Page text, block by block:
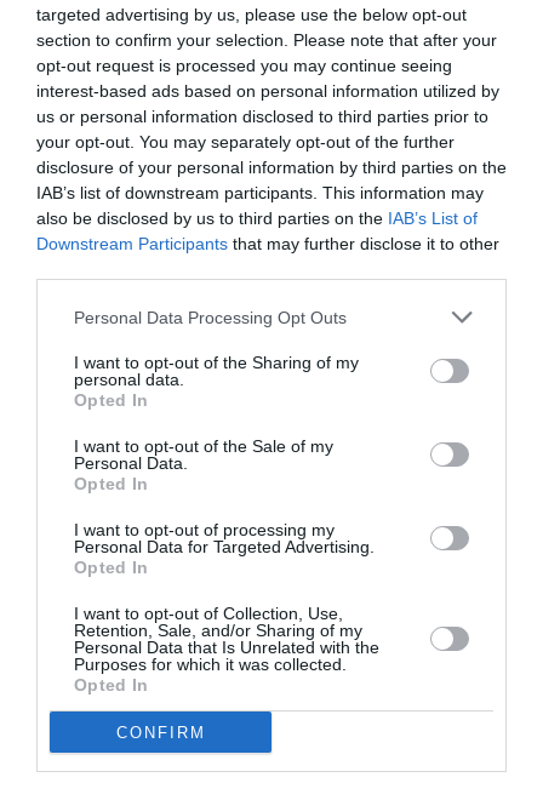
targeted advertising by us, please use the below opt-out
section to confirm your selection. Please note that after your
opt-out request is processed you may continue seeing
interest-based ads based on personal information utilized by
us or personal information disclosed to third parties prior to
your opt-out. You may separately opt-out of the further
disclosure of your personal information by third parties on the
IAB’s list of downstream participants. This information may
also be disclosed by us to third parties on the IAB’s List of
Downstream Participants that may further disclose it to other
Personal Data Processing Opt Outs
I want to opt-out of the Sharing of my
personal data.
Opted In
I want to opt-out of the Sale of my
Personal Data.
Opted In
I want to opt-out of processing my
Personal Data for Targeted Advertising.
Opted In
I want to opt-out of Collection, Use,
Retention, Sale, and/or Sharing of my
Personal Data that Is Unrelated with the
Purposes for which it was collected.
Opted In
CONFIRM
Νέοι Διαγωνισμοί❯
Tags
POP - ROCK - ALTERNATIVE
ROUS
ΚΑΛΟΚΑΙΡΙΝΕΣ ΣΥΝΑΥΛΙΕΣ
ΣΥΝΑΥΛΙΕΣ 2024
Newsletter
Ακολουθήστε το Culturenow.gr